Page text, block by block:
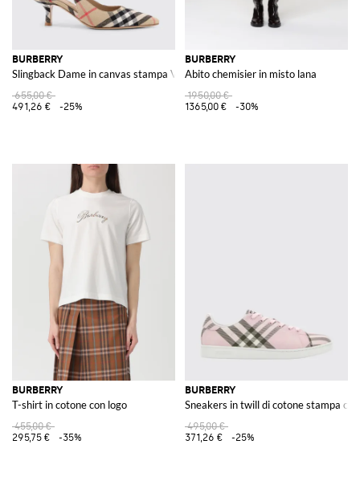
BURBERRY
Slingback Dame in canvas stampa Vintage Check
655,00 €
491,26 €
-25%
BURBERRY
Abito chemisier in misto lana
1950,00 €
1365,00 €
-30%
BURBERRY
T-shirt in cotone con logo
455,00 €
295,75 €
-35%
BURBERRY
Sneakers in twill di cotone stampa
495,00 €
371,26 €
-25%